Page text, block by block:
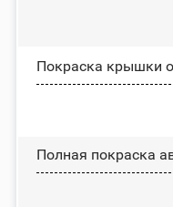
Покраска крышки
Полная покраска